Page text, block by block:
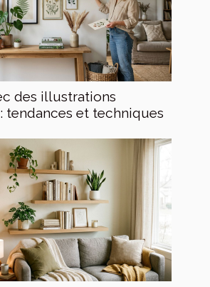
des illustrations
tendances et techniques